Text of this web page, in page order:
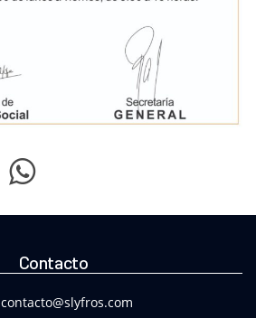
Contacto
contacto@slyfros.com